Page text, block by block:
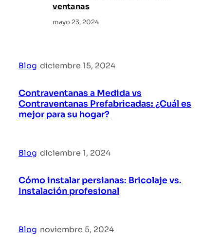
ventanas
mayo 23, 2024
Blog diciembre 15, 2024
Contraventanas a Medida vs
Contraventanas Prefabricadas: ¿Cuál es
mejor para su hogar?
Blog diciembre 1, 2024
Cómo instalar persianas: Bricolaje vs.
Instalación profesional
Blog noviembre 5, 2024